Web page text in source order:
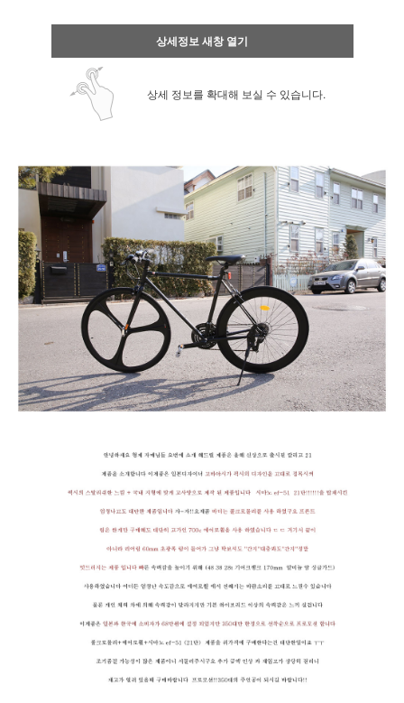
상세정보 새창 열기
상세 정보를 확대해 보실 수 있습니다.